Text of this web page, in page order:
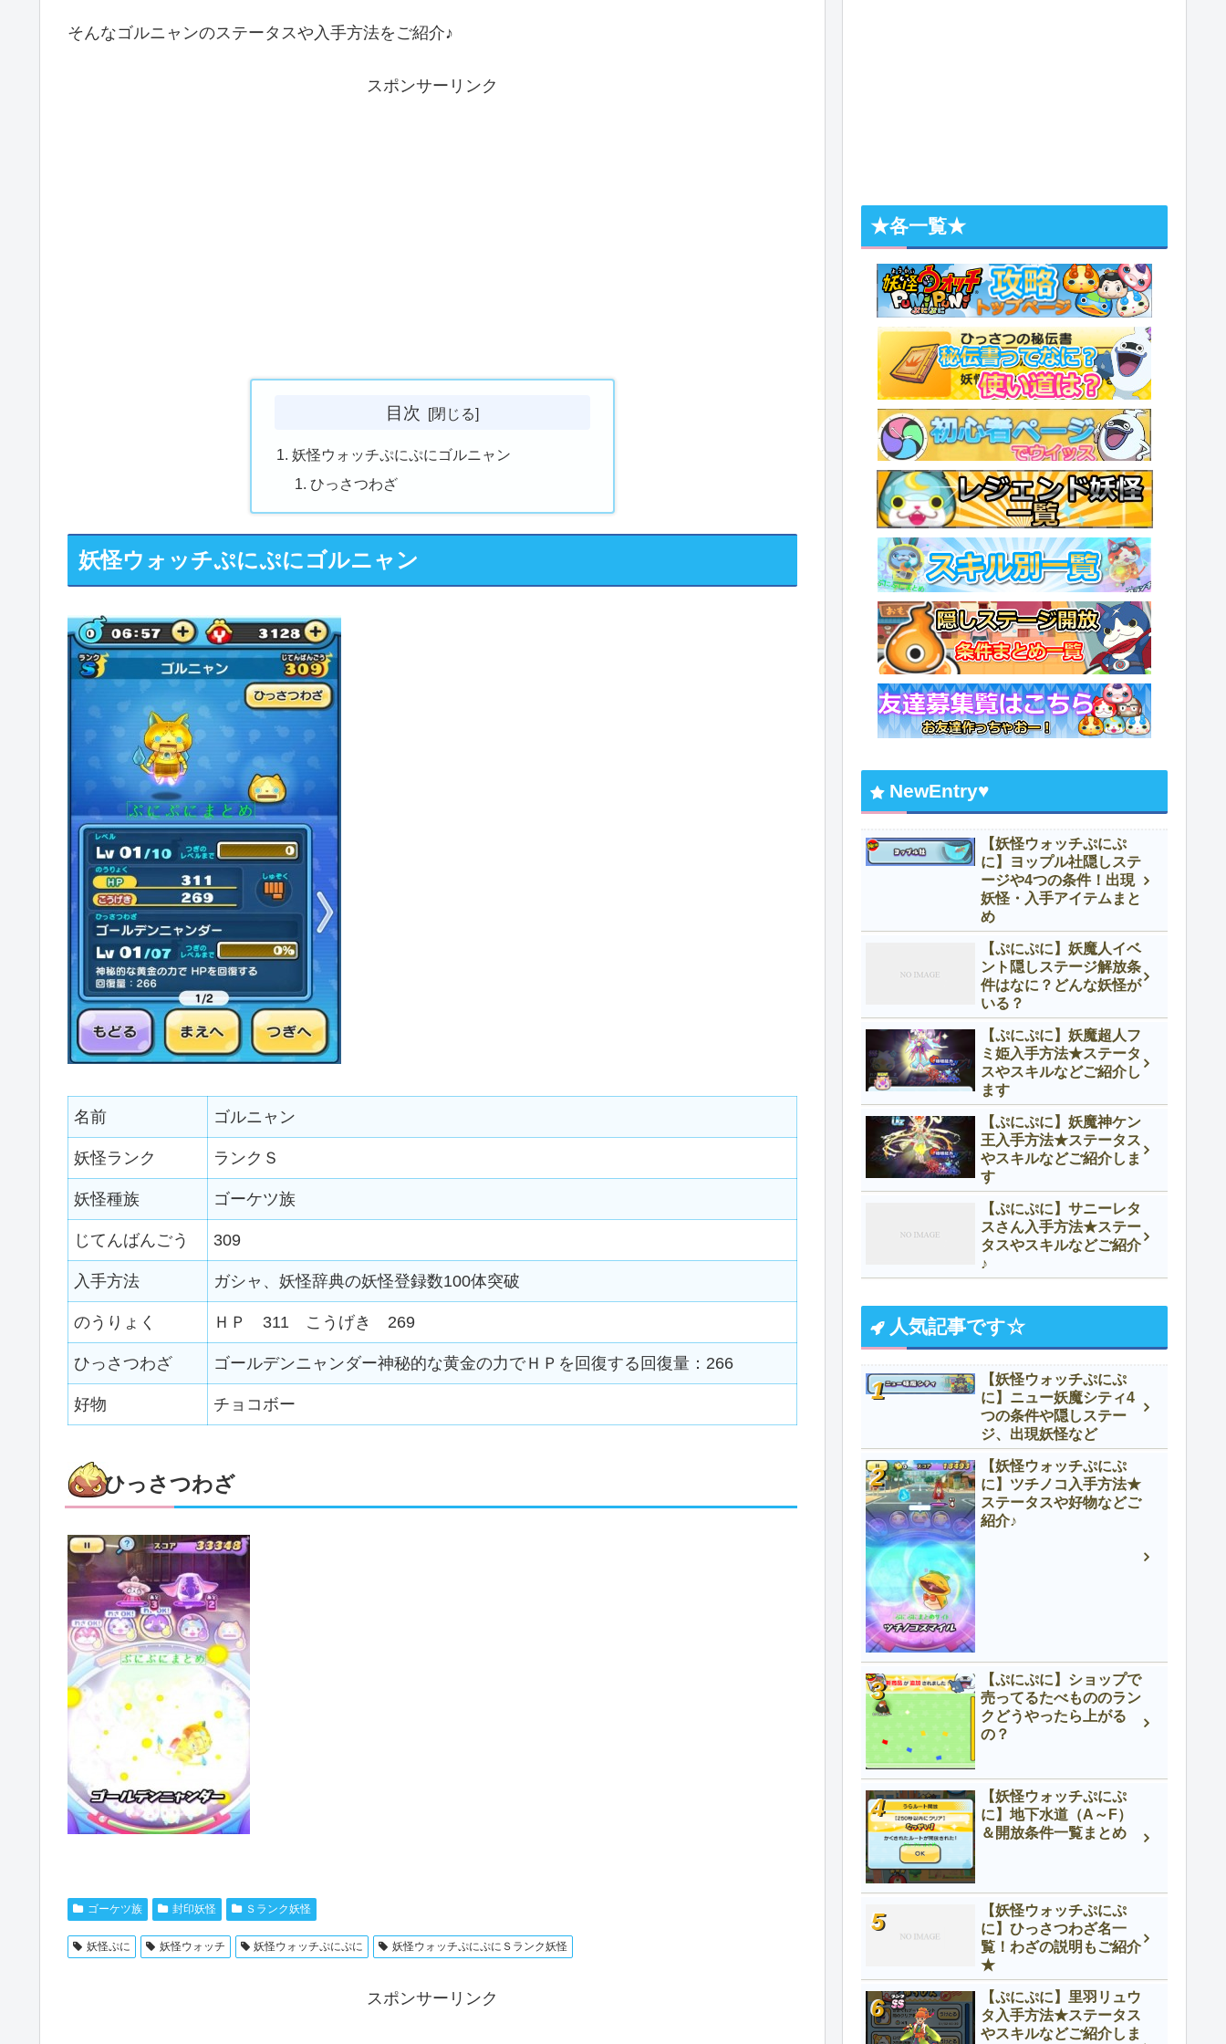
そんなゴルニャンのステータスや入手方法をご紹介♪
スポンサーリンク
目次
妖怪ウォッチぷにぷにゴルニャン
ひっさつわざ
妖怪ウォッチぷにぷにゴルニャン
名前 ゴルニャン
妖怪ランク ランクＳ
妖怪種族 ゴーケツ族
じてんばんごう 309
入手方法 ガシャ、妖怪辞典の妖怪登録数100体突破
のうりょく ＨＰ 311 こうげき 269
ひっさつわざ ゴールデンニャンダー神秘的な黄金の力でＨＰを回復する回復量：266
好物 チョコボー
ひっさつわざ
ゴーケツ族 封印妖怪 Ｓランク妖怪
妖怪ぷに 妖怪ウォッチ 妖怪ウォッチぷにぷに 妖怪ウォッチぷにぷにＳランク妖怪
スポンサーリンク
★各一覧★
NewEntry♥
【妖怪ウォッチぷにぷ
に】ヨップル社隠しステ
ージや4つの条件！出現
妖怪・入手アイテムまと
め
【ぷにぷに】妖魔人イベ
ント隠しステージ解放条
件はなに？どんな妖怪が
いる？
【ぷにぷに】妖魔超人フ
ミ姫入手方法★ステータ
スやスキルなどご紹介し
ます
【ぷにぷに】妖魔神ケン
王入手方法★ステータス
やスキルなどご紹介しま
す
【ぷにぷに】サニーレタ
スさん入手方法★ステー
タスやスキルなどご紹介
♪
人気記事です☆
【妖怪ウォッチぷにぷ
に】ニュー妖魔シティ4
つの条件や隠しステー
ジ、出現妖怪など
【妖怪ウォッチぷにぷ
に】ツチノコ入手方法★
ステータスや好物などご
紹介♪
【ぷにぷに】ショップで
売ってるたべもののラン
クどうやったら上がる
の？
【妖怪ウォッチぷにぷ
に】地下水道（A～F）
＆開放条件一覧まとめ
【妖怪ウォッチぷにぷ
に】ひっさつわざ名一
覧！わざの説明もご紹介
★
【ぷにぷに】里羽リュウ
タ入手方法★ステータス
やスキルなどご紹介しま